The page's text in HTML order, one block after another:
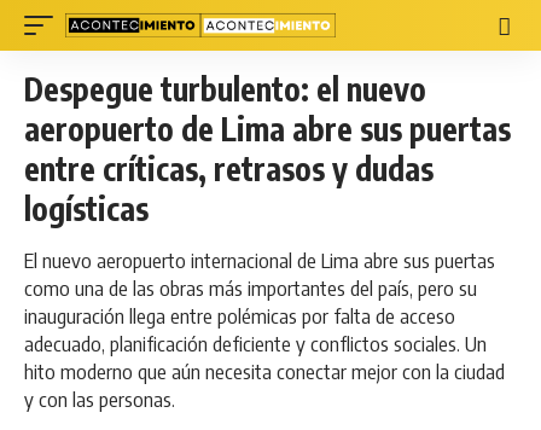
Despegue turbulento: el nuevo
aeropuerto de Lima abre sus puertas
entre críticas, retrasos y dudas
logísticas
El nuevo aeropuerto internacional de Lima abre sus puertas
como una de las obras más importantes del país, pero su
inauguración llega entre polémicas por falta de acceso
adecuado, planificación deficiente y conflictos sociales. Un
hito moderno que aún necesita conectar mejor con la ciudad
y con las personas.